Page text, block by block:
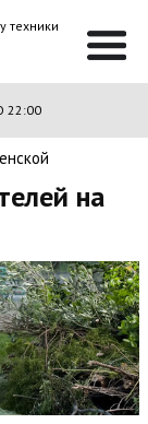
техники
22:00
на